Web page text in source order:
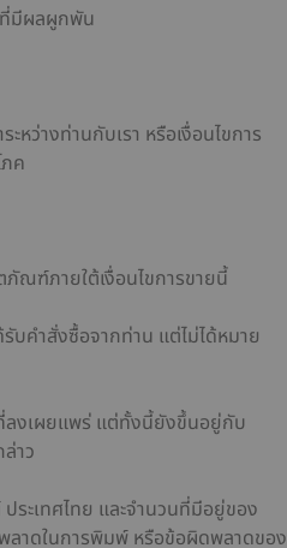
ที่มีผลผูกพัน
ว่างท่านกับเรา หรือเงื่อนไขการ
ค
ณฑ์ภายใต้เงื่อนไขการขายนี้
รับคำสั่งซื้อจากท่าน แต่ไม่ได้หมาย
งเผยแพร่ แต่ทั้งนี้ยังขึ้นอยู่กับ
าว
ระเทศไทย และจำนวนที่มีอยู่ของ
าดในการพิมพ์ หรือข้อผิดพลาดของ